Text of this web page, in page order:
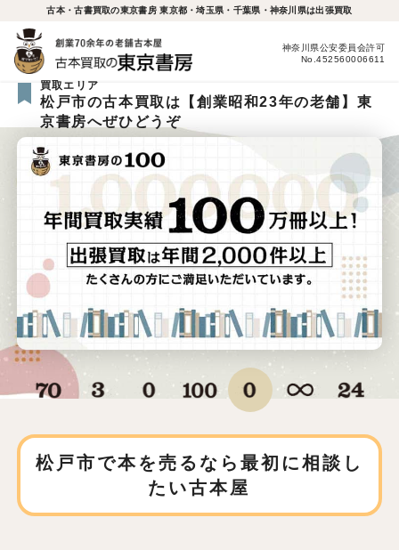
古本・古書買取の東京書房 東京都・埼玉県・千葉県・神奈川県は出張買取
神奈川県公安委員会許可
No.452560006611
買取エリア
松戸市の古本買取は【創業昭和23年の老舗】東
京書房へぜひどうぞ
松戸市で本を売るなら 最初に相談し
たい古本屋